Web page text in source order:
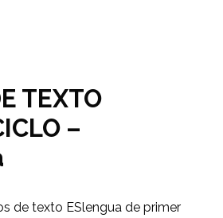
TEXTO
–
de texto ESlengua de primer